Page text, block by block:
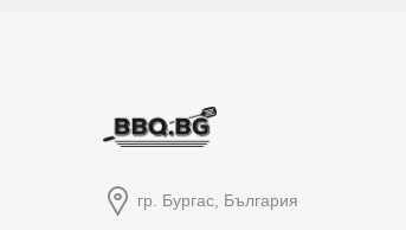
гр. Бургас, България